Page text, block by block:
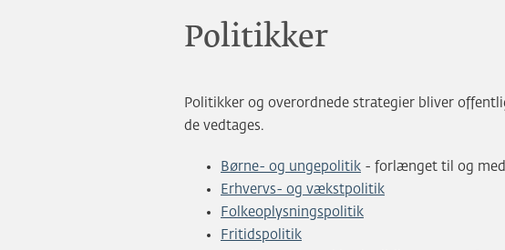
Politikker
Politikker og overordnede strategier bliver
de vedtages.
Børne- og ungepolitik - forlænget til og med
Erhvervs- og vækstpolitik
Folkeoplysningspolitik
Fritidspolitik